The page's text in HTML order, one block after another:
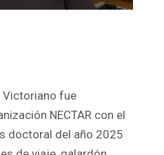
Victoriano fue
NECTAR con el
doctoral del año 2025